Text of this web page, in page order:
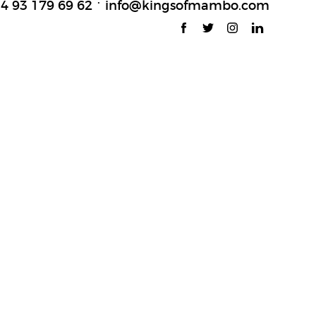
93 179 69 62 info@kingsofmambo.com